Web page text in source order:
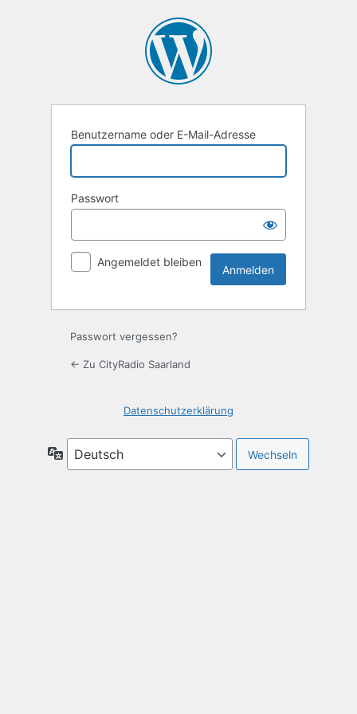
Benutzername oder E-Mail-Adresse
Passwort
Angemeldet bleiben
Passwort vergessen?
← Zu CityRadio Saarland
Datenschutzerklärung
Sprache